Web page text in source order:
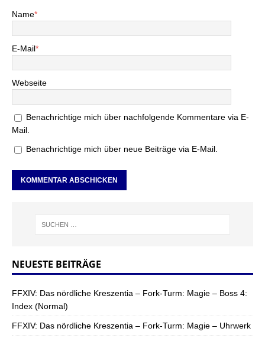
Name*
E-Mail*
Webseite
Benachrichtige mich über nachfolgende Kommentare via E-
Mail.
Benachrichtige mich über neue Beiträge via E-Mail.
NEUESTE BEITRÄGE
FFXIV: Das nördliche Kreszentia – Fork-Turm: Magie – Boss 4:
Index (Normal)
FFXIV: Das nördliche Kreszentia – Fork-Turm: Magie – Uhrwerk